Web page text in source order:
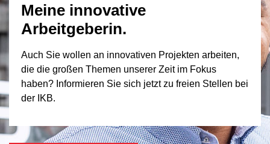
Meine innovative
Arbeitgeberin.
Auch Sie wollen an innovativen Projekten arbeiten,
die die großen Themen unserer Zeit im Fokus
haben? Informieren Sie sich jetzt zu freien Stellen bei
der IKB.